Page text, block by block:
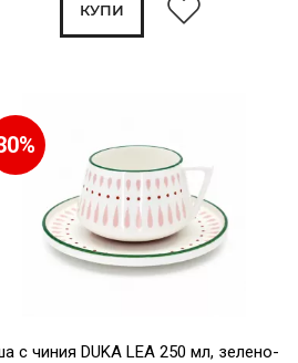
КУПИ
с чиния DUKA LEA 250 мл, зелено-